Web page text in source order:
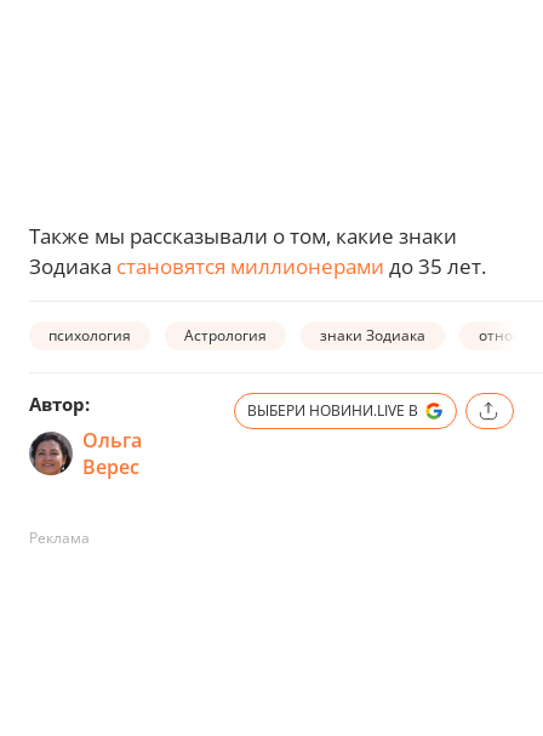
Также мы рассказывали о том, какие знаки
Зодиака становятся миллионерами до 35 лет.
психология Астрология знаки Зодиака
Автор:
Ольга
Верес
ВЫБЕРИ НОВИНИ.LIVE В
Реклама